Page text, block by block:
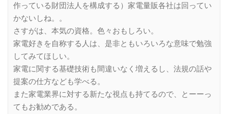
作っている財団法人を構成する）家電量販各社は回ってい
かないしね。。
さすがは、本気の資格。色々おもしろい。
家電好きを自称する人は、是非ともいろいろな意味で勉強
してみてほしい。
家電に関する基礎技術も間違いなく増えるし、法規の話や
提案の仕方なども学べる。
また家電業界に対する新たな視点も持てるので、とーーっ
てもお勧めである。